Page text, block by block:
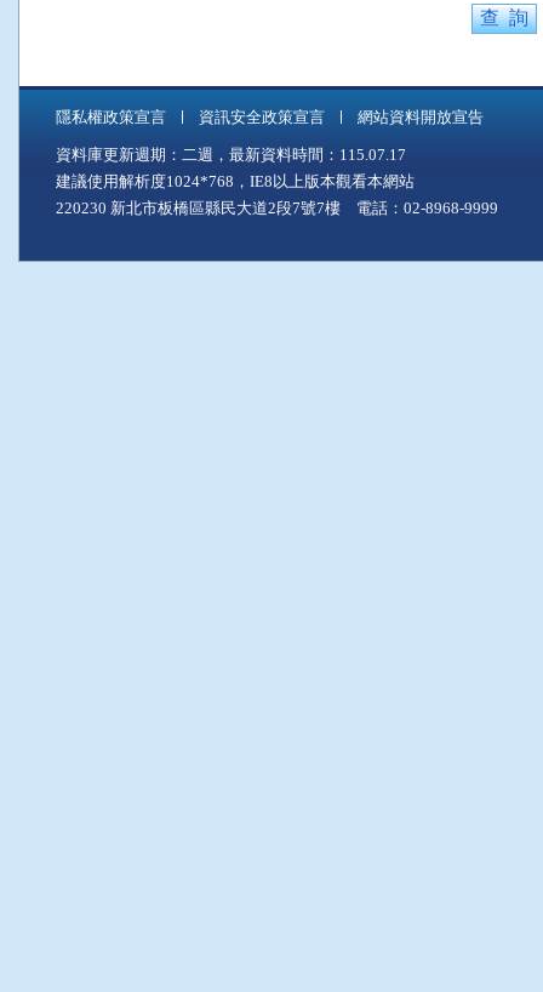
隱私權政策宣言 資訊安全政策宣言 網站資料開放宣告
資料庫更新週期：二週，最新資料時間：115.07.17
建議使用解析度1024*768，IE8以上版本觀看本網站
220230 新北市板橋區縣民大道2段7號7樓 電話：02-8968-9999